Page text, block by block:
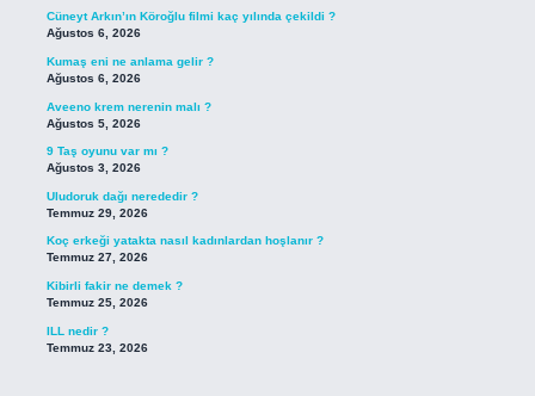
Cüneyt Arkın’ın Köroğlu filmi kaç yılında çekildi ?
Ağustos 6, 2026
Kumaş eni ne anlama gelir ?
Ağustos 6, 2026
Aveeno krem nerenin malı ?
Ağustos 5, 2026
9 Taş oyunu var mı ?
Ağustos 3, 2026
Uludoruk dağı nerededir ?
Temmuz 29, 2026
Koç erkeği yatakta nasıl kadınlardan hoşlanır ?
Temmuz 27, 2026
Kibirli fakir ne demek ?
Temmuz 25, 2026
ILL nedir ?
Temmuz 23, 2026